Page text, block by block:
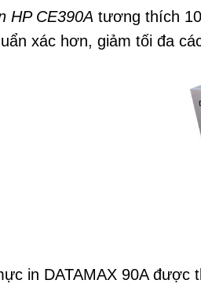
HP CE390A tương thích
xác hơn, giảm tối đa
in DATAMAX 90A được